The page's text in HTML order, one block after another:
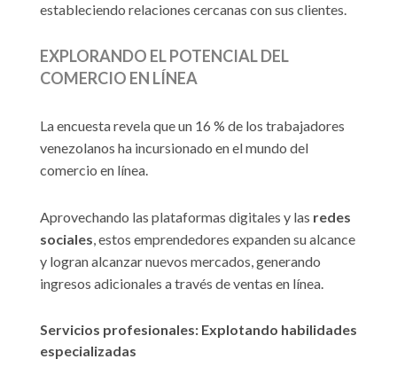
estableciendo relaciones cercanas con sus clientes.
EXPLORANDO EL POTENCIAL DEL
COMERCIO EN LÍNEA
La encuesta revela que un 16 % de los trabajadores
venezolanos ha incursionado en el mundo del
comercio en línea.
Aprovechando las plataformas digitales y las redes
sociales, estos emprendedores expanden su alcance
y logran alcanzar nuevos mercados, generando
ingresos adicionales a través de ventas en línea.
Servicios profesionales: Explotando habilidades
especializadas